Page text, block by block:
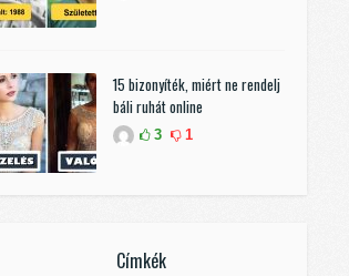
15 bizonyíték, miért ne rendelj
báli ruhát online
3 1
Címkék